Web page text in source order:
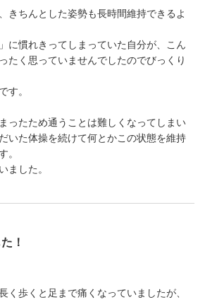
きちんとした姿勢も長時間維持できるよ
に慣れきってしまっていた自分が、こん
たく思っていませんでしたのでびっくり
す。
ったため通うことは難しくなってしまい
いた体操を続けて何とかこの状態を維持
。
ました。
！
く歩くと足まで痛くなっていましたが、